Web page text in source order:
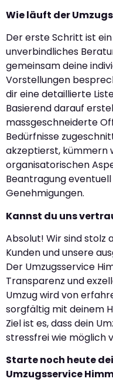
Wie läuft der
Der erste Schritt ist
unverbindliches
gemeinsam deine
Vorstellungen
dir eine detaillierte
Basierend darauf
massgeschneiderte
Bedürfnisse
akzeptierst, kümmern
organisatorischen
Beantragung
Genehmigungen.
Kannst du uns
Absolut! Wir sind stolz
Kunden und unsere
Der Umzugsservice
Transparenz und
Umzug wird von
sorgfältig mit deinem
Ziel ist es, dass dein
stressfrei wie möglich
Starte noch heute
Umzugsservice